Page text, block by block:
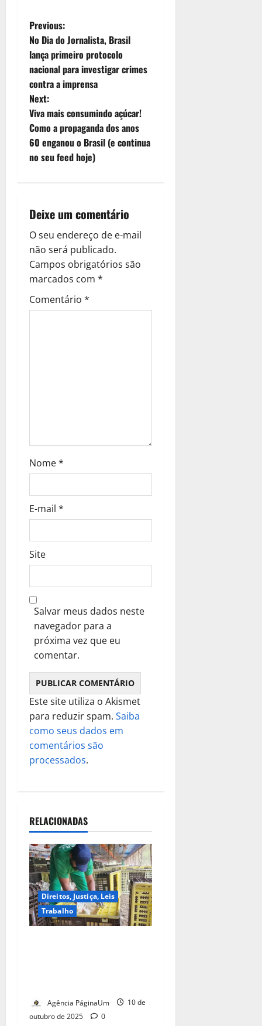
P
o
s
t
n
a
g
a
t
i
Previous:
No Dia do Jornalista, Brasil
lança primeiro protocolo
nacional para investigar crimes
contra a imprensa
Next:
Viva mais consumindo açúcar!
Como a propaganda dos anos
60 enganou o Brasil (e continua
no seu feed hoje)
Deixe um comentário
O seu endereço de e-mail
não será publicado.
Campos obrigatórios são
marcados com *
Comentário *
Nome*
E-mail *
Site
Salvar meus dados neste
navegador para a
próxima vez que eu
comentar.
Este site utiliza o Akismet
para reduzir spam. Saiba
como seus dados em
comentários são
processados.
RELACIONADAS
Direitos, Justiça, Leis
Trabalho
Agência PáginaUm
10 de
outubro de 2025
0